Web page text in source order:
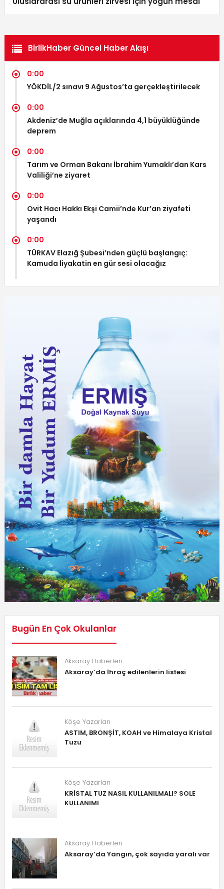
BirlikHaber Güncel Haber Akışı
0:00
YÖKDİL/2 sınavı 9 Ağustos’ta gerçekleştirilecek
0:00
Akdeniz’de Muğla açıklarında 4,1 büyüklüğünde
deprem
0:00
Tarım ve Orman Bakanı İbrahim Yumaklı’dan Kars
Valiliği’ne ziyaret
0:00
Ovit Hacı Hakkı Ekşi Camii’nde Kur’an ziyafeti
yaşandı
0:00
TÜRKAV Elazığ Şubesi’nden güçlü başlangıç:
Kamuda liyakatin en gür sesi olacağız
Bugün En Çok Okulanlar
Aksaray Haberleri
Aksaray’da İhraç edilenlerin listesi
Köşe Yazarları
ASTIM, BRONŞİT, KOAH ve Himalaya Kristal
Tuzu
Köşe Yazarları
KRİSTAL TUZ NASIL KULLANILMALI? SOLE
KULLANIMI
Aksaray Haberleri
Aksaray’da Yangın, çok sayıda yaralı var